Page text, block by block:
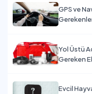
GPS ve
Yol Üstü
Gereken
Evcil